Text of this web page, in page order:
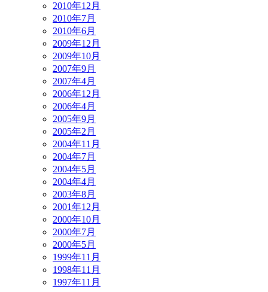
2010年12月
2010年7月
2010年6月
2009年12月
2009年10月
2007年9月
2007年4月
2006年12月
2006年4月
2005年9月
2005年2月
2004年11月
2004年7月
2004年5月
2004年4月
2003年8月
2001年12月
2000年10月
2000年7月
2000年5月
1999年11月
1998年11月
1997年11月